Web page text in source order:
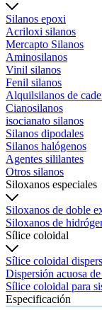
Silanos epoxi
Acriloxi silanos
Mercapto Silanos
Aminosilanos
Vinil silanos
Fenil silanos
Alquilsilanos de
Cianosilanos
isocianato silanos
Silanos dipodales
Silanos halógenos
Agentes sililantes
Otros silanos
Siloxanos especiales
Siloxanos de doble
Siloxanos de
Sílice coloidal
Sílice coloidal
Dispersión acuosa
Sílice coloidal para
Especificación